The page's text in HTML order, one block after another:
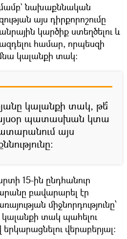
նախաքննական
այս դիրքորոշումը
կարծիք ստեղծելու և
համար, որպեսզի
կալանքի տակ։
կալանքի տակ, թե՞
պատասխան կտա
այս
15-ին ընդհանուր
բավարարել էր
միջնորդությունը՝
տակ պահելու
վերաբերյալ: